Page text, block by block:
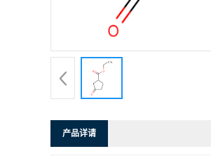
产品详请